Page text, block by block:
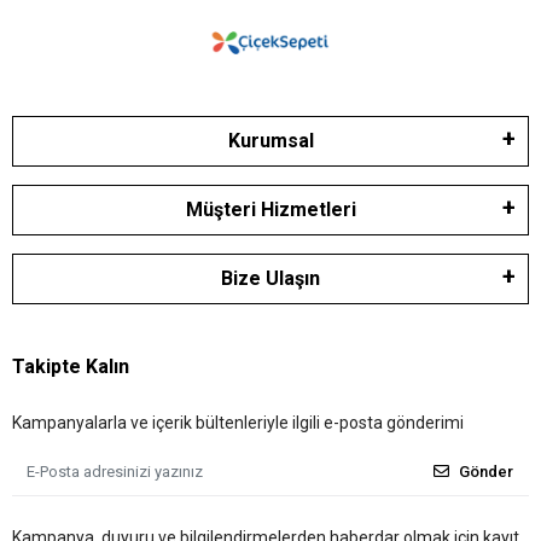
Kurumsal
Müşteri Hizmetleri
Bize Ulaşın
Takipte Kalın
Kampanyalarla ve içerik bültenleriyle ilgili e-posta gönderimi
Gönder